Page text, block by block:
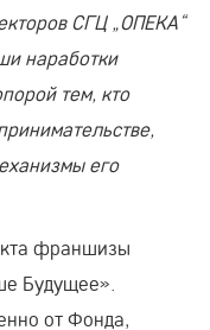
СГЦ „ОПЕКА“
наработки
тем, кто
его
франшизы
Будущее».
от Фонда,